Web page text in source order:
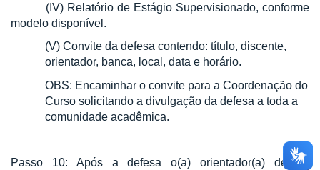
(IV) Relatório de Estágio Supervisionado, conforme
modelo disponível.
(V) Convite da defesa contendo: título, discente,
orientador, banca, local, data e horário.
OBS: Encaminhar o convite para a Coordenação do
Curso solicitando a divulgação da defesa a toda a
comunidade acadêmica.
Passo 10: Após a defesa o(a) orientador(a) deverá